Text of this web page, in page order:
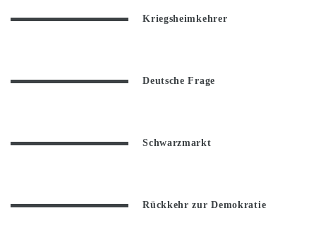
Kriegsheimkehrer
Deutsche Frage
Schwarzmarkt
Rückkehr zur Demokratie